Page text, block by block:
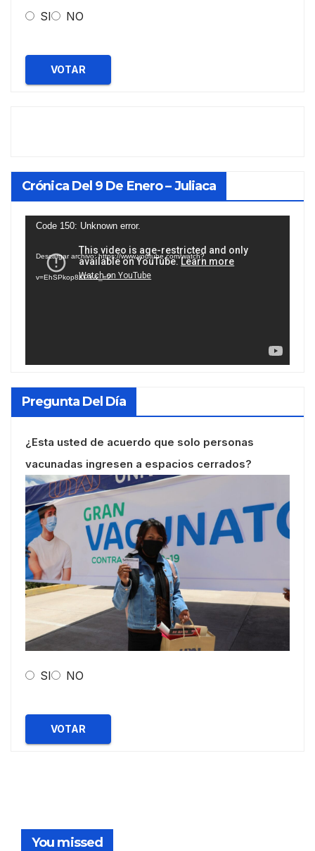
SI NO
VOTAR
Crónica Del 9 De Enero – Juliaca
Reproductor
vídeo
Code 150: Unknown error.
Descargar archivo: https://www.youtube.com/watch?
v=EhSPkop8KPY&_=2
Pregunta Del Día
¿Esta usted de acuerdo que solo personas
vacunadas ingresen a espacios cerrados?
SI NO
VOTAR
You missed